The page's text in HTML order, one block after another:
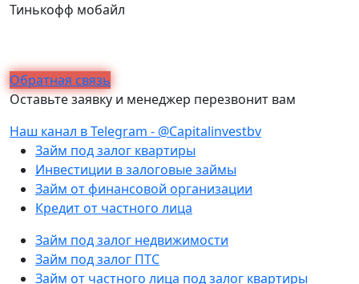
Тинькофф мобайл
Обратная связь
Оставьте заявку и менеджер перезвонит вам
Наш канал в Telegram - @Capitalinvestbv
Займ под залог квартиры
Инвестиции в залоговые займы
Займ от финансовой организации
Кредит от частного лица
Займ под залог недвижимости
Займ под залог ПТС
Займ от частного лица под залог квартиры